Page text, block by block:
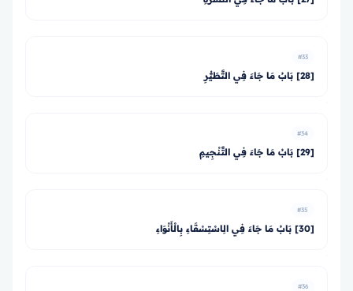
#33
[28] بَابُ مَا جَاءَ فِي التَّطَيُّرِ
#34
[29] بَابُ مَا جَاءَ فِي التَّنْجِيمِ
#35
[30] بَابُ مَا جَاءَ فِي الِاسْتِسْقَاءِ بِالْأَنْوَاءِ
#36